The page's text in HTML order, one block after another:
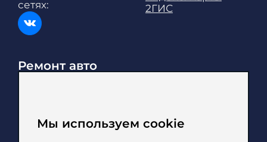
сетях:
2ГИС
Ремонт авто
Акции
Мы используем cookie